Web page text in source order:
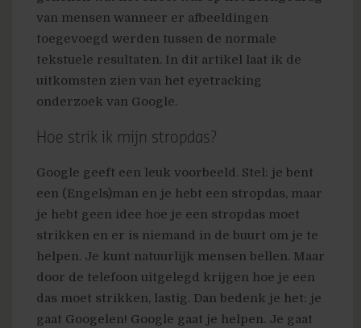
van mensen wanneer er afbeeldingen
toegevoegd werden tussen de normale
tekstuele resultaten. In dit artikel laat ik de
uitkomsten zien van het eyetracking
onderzoek van Google.
Hoe strik ik mijn stropdas?
Google geeft een leuk voorbeeld. Stel: je bent
een (Engels)man en je hebt een stropdas, maar
je hebt geen idee hoe je een stropdas moet
strikken en er is niemand in de buurt om je te
helpen. Je kunt natuurlijk mensen bellen. Maar
door de telefoon uitgelegd krijgen hoe je een
das moet strikken, lastig. Dan bedenk je het: je
gaat Googelen! Google gaat je helpen. Je gaat